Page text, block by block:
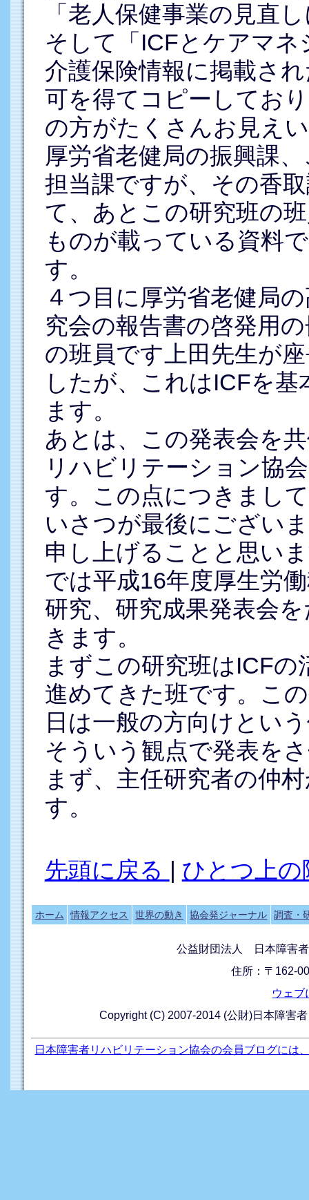
「老人保健事業の見直
そして「ICFとケアマ
介護保険情報に掲載さ
可を得てコピーしてお
の方がたくさんお見え
厚労省老健局の振興課
担当課ですが、その香
て、あとこの研究班の
ものが載っている資料
す。
４つ目に厚労省老健局
究会の報告書の啓発用
の班員です上田先生が
したが、これはICFを
ます。
あとは、この発表会を
リハビリテーション協
す。この点につきまし
いさつが最後にござい
申し上げることと思い
では平成16年度厚生労
研究、研究成果発表会
きます。
まずこの研究班はICF
進めてきた班です。こ
日は一般の方向けとい
そういう観点で発表を
まず、主任研究者の仲
す。
先頭に戻る ひとつ上の
ホーム 情報アクセス 世界の動き 協会発ジャーナル 調査・
公益財団法人 日本障害
住所：〒162-
ウェブ
Copyright (C) 2007-2014 (公財)日本障害
日本障害者リハビリテーション協会の会員ブログには